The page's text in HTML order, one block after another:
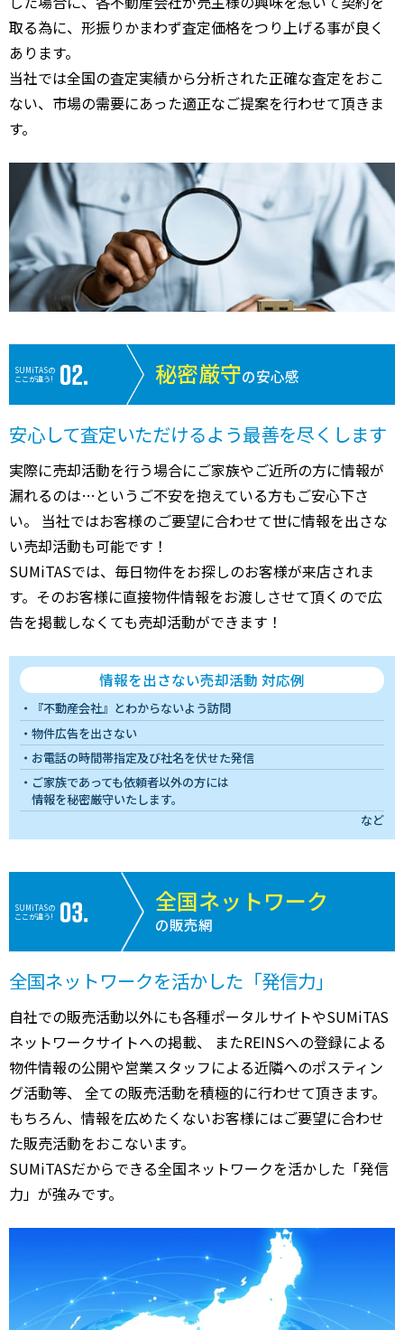
取る為に、形振りかまわず査定価格をつり上げる事が良く
あります。
当社では全国の査定実績から分析された正確な査定をおこ
ない、市場の需要にあった適正なご提案を行わせて頂きま
す。
SUMiTASの
ここが違う!
秘密厳守の安心感
安心して査定いただけるよう最善を尽くします
実際に売却活動を行う場合にご家族やご近所の方に情報が
漏れるのは…というご不安を抱えている方もご安心下さ
い。 当社ではお客様のご要望に合わせて世に情報を出さな
い売却活動も可能です！
SUMiTASでは、毎日物件をお探しのお客様が来店されま
す。そのお客様に直接物件情報をお渡しさせて頂くので広
告を掲載しなくても売却活動ができます！
情報を出さない売却活動 対応例
『不動産会社』とわからないよう訪問
物件広告を出さない
お電話の時間帯指定及び社名を伏せた発信
ご家族であっても依頼者以外の方には
情報を秘密厳守いたします。
など
SUMiTASの
ここが違う!
全国ネットワーク
の販売網
全国ネットワークを活かした「発信力」
自社での販売活動以外にも各種ポータルサイトやSUMiTAS
ネットワークサイトへの掲載、 またREINSへの登録による
物件情報の公開や営業スタッフによる近隣へのポスティン
グ活動等、 全ての販売活動を積極的に行わせて頂きます。
もちろん、情報を広めたくないお客様にはご要望に合わせ
た販売活動をおこないます。
SUMiTASだからできる全国ネットワークを活かした「発信
力」が強みです。